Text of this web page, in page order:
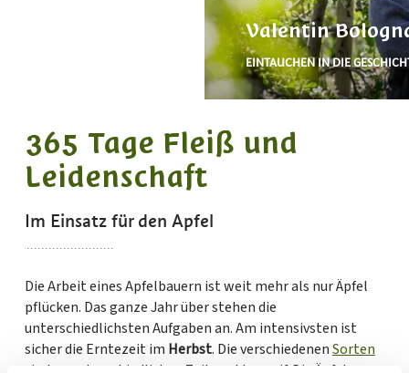
Valentin
EINTAUCHEN IN DIE
365 Tage Fleiß und
Leidenschaft
Im Einsatz für den Apfel
Die Arbeit eines Apfelbauern ist weit mehr als nur Äpfel
pflücken. Das ganze Jahr über stehen die
unterschiedlichsten Aufgaben an. Am intensivsten ist
sicher die Erntezeit im Herbst. Die verschiedenenSorten